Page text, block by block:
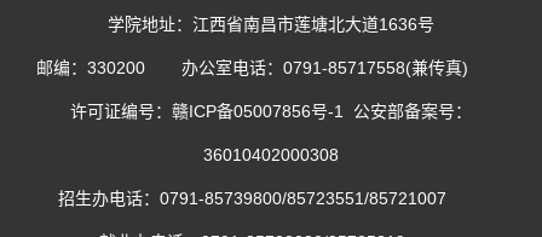
学院地址：江西省南昌市莲塘北大道1636号
邮编：330200 办公室电话：0791-85717558(兼传真)
许可证编号： 赣ICP备05007856号-1 公安部备案号：
36010402000308
招生办电话：0791-85739800/85723551/85721007